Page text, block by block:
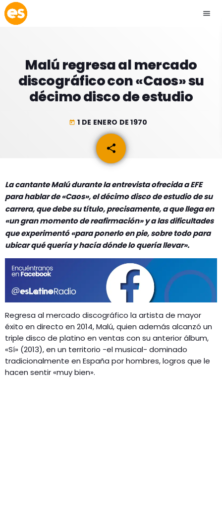
menu
play_arrow EMISIÓN LA PAZ
EMISIÓN COCHABAMBA
ACTUALIDAD
ESPECTÁCULOS
GEEKERS
MÚSICA
ENTRETENIMIENTO
PROGRAMACIÓN
INICIO
RADIO SPLENDID
CONTACTO
Malú regresa al mercado
discográfico con «Caos» su
décimo disco de estudio
today 1 DE ENERO DE 1970
share
email
La cantante Malú durante la entrevista ofrecida a EFE
para hablar de «Caos», el décimo disco de estudio de su
carrera, que debe su título, precisamente, a que llega en
«un gran momento de reafirmación» y a las dificultades
que experimentó «para ponerlo en pie, sobre todo para
ubicar qué quería y hacía dónde lo quería llevar».
Regresa al mercado discográfico la artista de mayor
éxito en directo en 2014, Malú, quien además alcanzó un
triple disco de platino en ventas con su anterior álbum,
«Sí» (2013), en un territorio -el musical- dominado
tradicionalmente en España por hombres, logros que le
hacen sentir «muy bien».